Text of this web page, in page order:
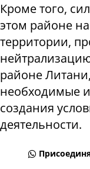
Кроме того,
этом районе
территории,
районе
необходимые
создания
деятельности.